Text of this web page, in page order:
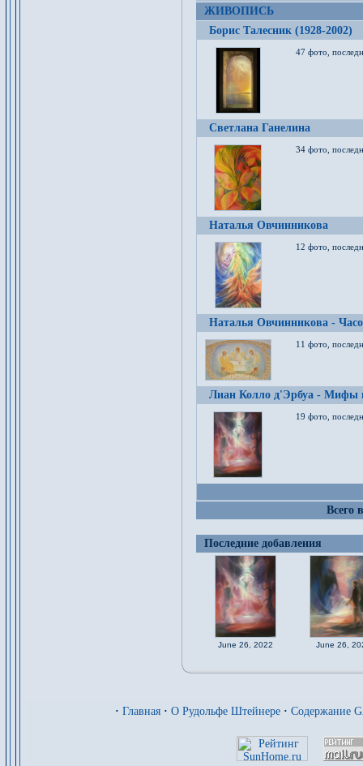
ЖИВОПИСЬ
Борис Талесник (1928-2002)
47 фото,
Светлана Ганелина
34 фото,
Наталья Овчинникова
12 фото,
Наталья Овчинникова -
11 фото,
Лиан Колло д'Эрбуа - Мифы
19 фото,
Всего
Последние добавления
June 26, 2022 June 26,
· Главная · О Рудольфе Штейнере · Содержание